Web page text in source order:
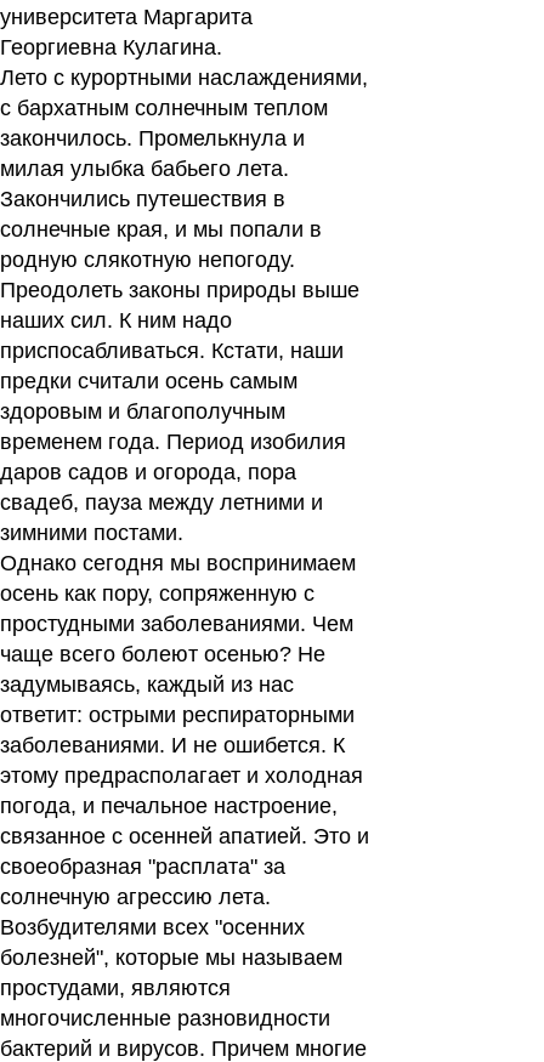
университета Маргарита
Георгиевна Кулагина.
Лето с курортными наслаждениями,
с бархатным солнечным теплом
закончилось. Промелькнула и
милая улыбка бабьего лета.
Закончились путешествия в
солнечные края, и мы попали в
родную слякотную непогоду.
Преодолеть законы природы выше
наших сил. К ним надо
приспосабливаться. Кстати, наши
предки считали осень самым
здоровым и благополучным
временем года. Период изобилия
даров садов и огорода, пора
свадеб, пауза между летними и
зимними постами.
Однако сегодня мы воспринимаем
осень как пору, сопряженную с
простудными заболеваниями. Чем
чаще всего болеют осенью? Не
задумываясь, каждый из нас
ответит: острыми респираторными
заболеваниями. И не ошибется. К
этому предрасполагает и холодная
погода, и печальное настроение,
связанное с осенней апатией. Это и
своеобразная "расплата" за
солнечную агрессию лета.
Возбудителями всех "осенних
болезней", которые мы называем
простудами, являются
многочисленные разновидности
бактерий и вирусов. Причем многие